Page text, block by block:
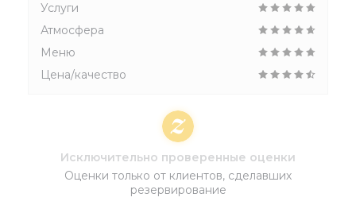
Услуги
Атмосфера
Меню
Цена/качество
Исключительно проверенные оценки
Оценки только от клиентов, сделавших
резервирование